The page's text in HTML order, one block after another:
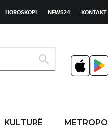
HOROSKOPI NEWS24 KONTAKT
KULTURË